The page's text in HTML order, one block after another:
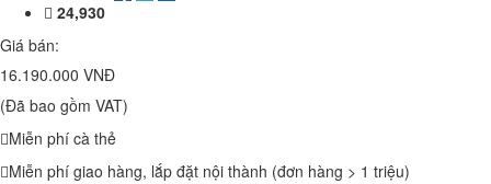
24,930
Giá bán:
16.190.000 VNĐ
(Đã bao gồm VAT)
Miễn phí cà thẻ
Miễn phí giao hàng, lắp đặt nội thành (đơn hàng > 1 triệu)